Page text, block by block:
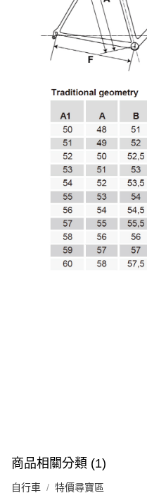
商品相關分類 (1)
自行車 特價尋寶區